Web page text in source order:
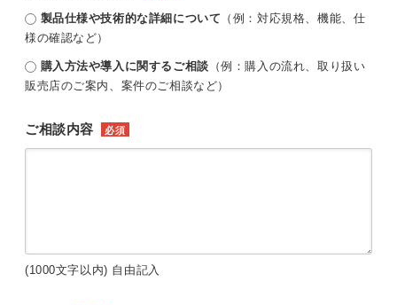
製品仕様や技術的な詳細について （例：対応規格、機能、仕
様の確認など）
購入方法や導入に関するご相談 （例：購入の流れ、取り扱い
販売店のご案内、案件のご相談など）
ご相談内容 必須
(1000文字以内) 自由記入